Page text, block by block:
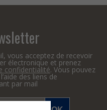
vous acceptez de recevoir
électronique et prenez
confidentialité. Vous pouvez
des liens de
par mail